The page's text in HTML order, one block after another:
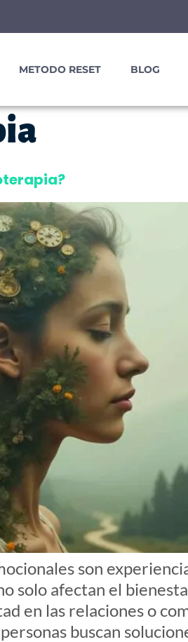
METODO RESET BLOG
son
solo afectan el
en las relaciones o
buscan